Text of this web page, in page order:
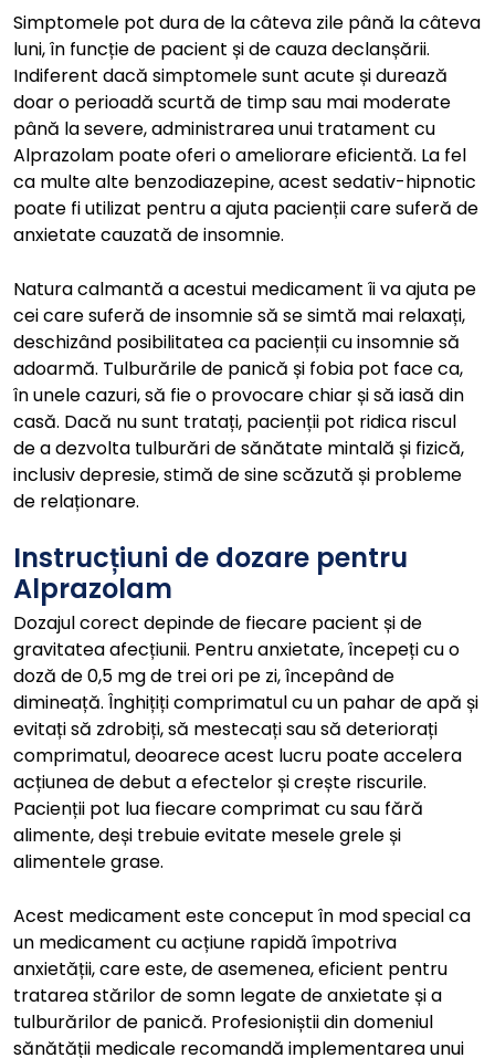
Simptomele pot dura de la câteva zile până la câteva
luni, în funcție de pacient și de cauza declanșării.
Indiferent dacă simptomele sunt acute și durează
doar o perioadă scurtă de timp sau mai moderate
până la severe, administrarea unui tratament cu
Alprazolam poate oferi o ameliorare eficientă. La fel
ca multe alte benzodiazepine, acest sedativ-hipnotic
poate fi utilizat pentru a ajuta pacienții care suferă de
anxietate cauzată de insomnie.
Natura calmantă a acestui medicament îi va ajuta pe
cei care suferă de insomnie să se simtă mai relaxați,
deschizând posibilitatea ca pacienții cu insomnie să
adoarmă. Tulburările de panică și fobia pot face ca,
în unele cazuri, să fie o provocare chiar și să iasă din
casă. Dacă nu sunt tratați, pacienții pot ridica riscul
de a dezvolta tulburări de sănătate mintală și fizică,
inclusiv depresie, stimă de sine scăzută și probleme
de relaționare.
Instrucțiuni de dozare pentru
Alprazolam
Dozajul corect depinde de fiecare pacient și de
gravitatea afecțiunii. Pentru anxietate, începeți cu o
doză de 0,5 mg de trei ori pe zi, începând de
dimineață. Înghițiți comprimatul cu un pahar de apă și
evitați să zdrobiți, să mestecați sau să deteriorați
comprimatul, deoarece acest lucru poate accelera
acțiunea de debut a efectelor și crește riscurile.
Pacienții pot lua fiecare comprimat cu sau fără
alimente, deși trebuie evitate mesele grele și
alimentele grase.
Acest medicament este conceput în mod special ca
un medicament cu acțiune rapidă împotriva
anxietății, care este, de asemenea, eficient pentru
tratarea stărilor de somn legate de anxietate și a
tulburărilor de panică. Profesioniștii din domeniul
sănătății medicale recomandă implementarea unui